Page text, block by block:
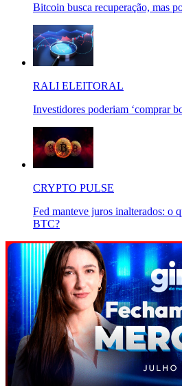
Bitcoin busca recuperação, mas
RALI ELEITORAL
Investidores poderiam ‘comprar
CRYPTO PULSE
Fed manteve juros inalterados: o
BTC?